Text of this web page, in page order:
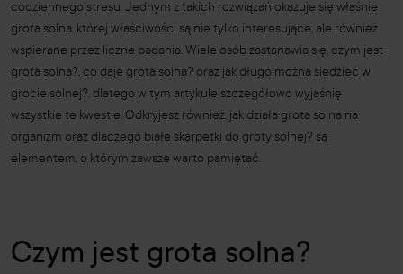
codziennego stresu. Jednym z takich rozwiązań okazuje się właśnie
grota solna, której właściwości są nie tylko interesujące, ale również
wspierane przez liczne badania. Wiele osób zastanawia się, czym jest
grota solna?, co daje grota solna? oraz jak długo można siedzieć w
grocie solnej?, dlatego w tym artykule szczegółowo wyjaśnię
wszystkie te kwestie. Odkryjesz również, jak działa grota solna na
organizm oraz dlaczego białe skarpetki do groty solnej? są
elementem, o którym zawsze warto pamiętać.
Czym jest grota solna?